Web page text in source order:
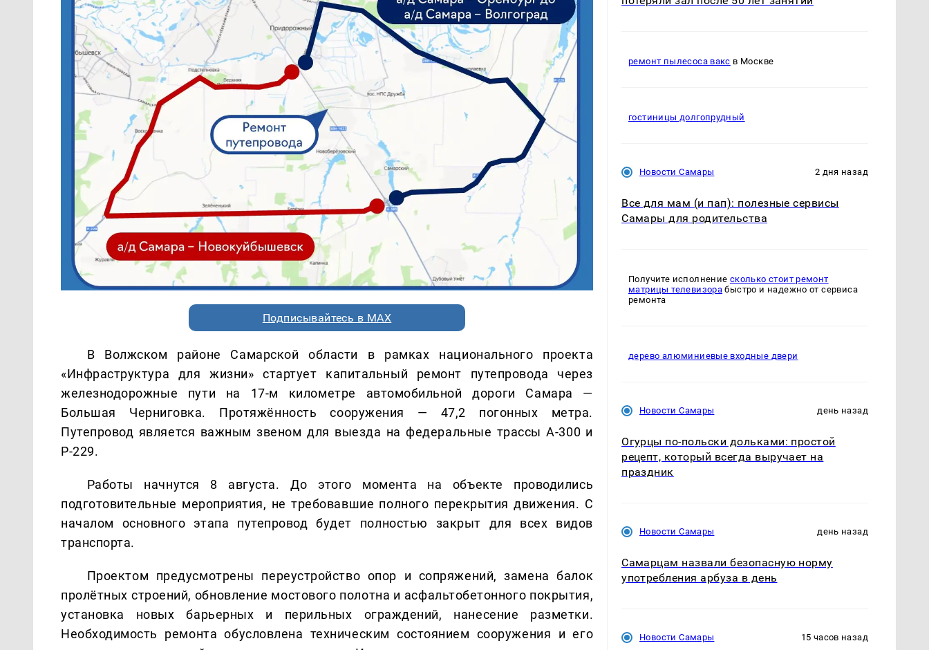
Подписывайтесь в MAX
В Волжском районе Самарской области в рамках национального проекта
«Инфраструктура для жизни» стартует капитальный ремонт путепровода через
железнодорожные пути на 17-м километре автомобильной дороги Самара —
Большая Черниговка. Протяжённость сооружения — 47,2 погонных метра.
Путепровод является важным звеном для выезда на федеральные трассы А-300 и
Р-229.
Работы начнутся 8 августа. До этого момента на объекте проводились
подготовительные мероприятия, не требовавшие полного перекрытия движения. С
началом основного этапа путепровод будет полностью закрыт для всех видов
транспорта.
Проектом предусмотрены переустройство опор и сопряжений, замена балок
пролётных строений, обновление мостового полотна и асфальтобетонного покрытия,
установка новых барьерных и перильных ограждений, нанесение разметки.
Необходимость ремонта обусловлена техническим состоянием сооружения и его
ремонт пылесоса вакс в Москве
гостиницы долгопрудный
Новости Самары 2 дня назад
Все для мам (и пап): полезные сервисы
Самары для родительства
Получите исполнение сколько стоит ремонт
матрицы телевизора быстро и надежно от сервиса
ремонта
дерево алюминиевые входные двери
Новости Самары день назад
Огурцы по‑польски дольками: простой
рецепт, который всегда выручает на
праздник
Новости Самары день назад
Самарцам назвали безопасную норму
употребления арбуза в день
Новости Самары 15 часов назад